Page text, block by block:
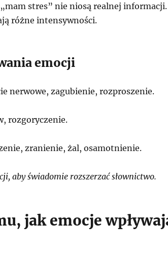
stres” nie niosą realnej informacji.
różne intensywności.
emocji
nerwowe, zagubienie, rozproszenie.
rozgoryczenie.
zranienie, żal, osamotnienie.
aby świadomie rozszerzać słownictwo.
jak emocje